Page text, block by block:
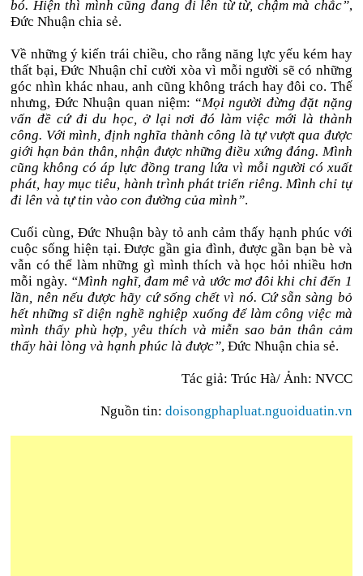
bó. Hiện thì mình cũng đang đi lên từ từ, chậm mà chắc”,
Đức Nhuận chia sẻ.
Về những ý kiến trái chiều, cho rằng năng lực yếu kém hay
thất bại, Đức Nhuận chỉ cười xòa vì mỗi người sẽ có những
góc nhìn khác nhau, anh cũng không trách hay đôi co. Thế
nhưng, Đức Nhuận quan niệm: “Mọi người đừng đặt nặng
vấn đề cứ đi du học, ở lại nơi đó làm việc mới là thành
công. Với mình, định nghĩa thành công là tự vượt qua được
giới hạn bản thân, nhận được những điều xứng đáng. Mình
cũng không có áp lực đồng trang lứa vì mỗi người có xuất
phát, hay mục tiêu, hành trình phát triển riêng. Mình chỉ tự
đi lên và tự tin vào con đường của mình”.
Cuối cùng, Đức Nhuận bày tỏ anh cảm thấy hạnh phúc với
cuộc sống hiện tại. Được gần gia đình, được gần bạn bè và
vẫn có thể làm những gì mình thích và học hỏi nhiều hơn
mỗi ngày. “Mình nghĩ, đam mê và ước mơ đôi khi chỉ đến 1
lần, nên nếu được hãy cứ sống chết vì nó. Cứ sẵn sàng bỏ
hết những sĩ diện nghề nghiệp xuống để làm công việc mà
mình thấy phù hợp, yêu thích và miễn sao bản thân cảm
thấy hài lòng và hạnh phúc là được”, Đức Nhuận chia sẻ.
Tác giả: Trúc Hà/ Ảnh: NVCC
Nguồn tin: doisongphapluat.nguoiduatin.vn